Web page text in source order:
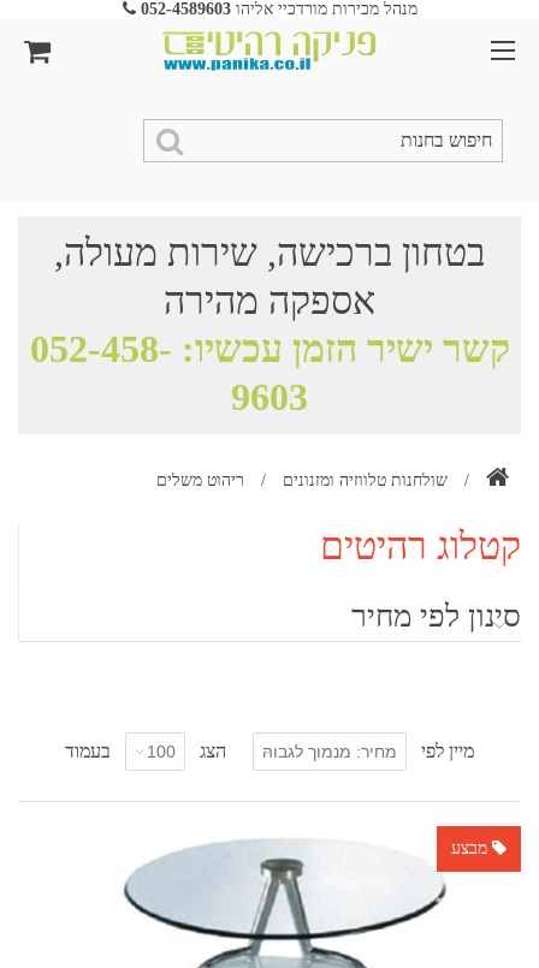
מנהל מכירות מורדכיי אליהו052-4589603
בטחון ברכישה, שירות מעולה,
אספקה מהירה
קשר ישיר הזמן עכשיו: 052-458-
9603
/ שולחנות טלווזיה ומזנונים / ריהוט משלים
קטלוג רהיטים
סינון לפי מחיר
מיין לפי הצג בעמוד
מבצע